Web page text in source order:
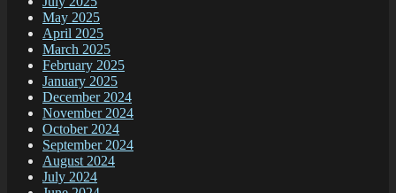
May 2025
April 2025
March 2025
February 2025
January 2025
December 2024
November 2024
October 2024
September 2024
August 2024
July 2024